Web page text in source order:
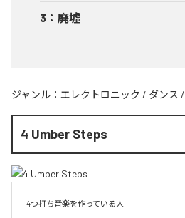
3 ： 廃墟
ジャンル： エレクトロニック / ダンス /
4 Umber Steps
4つ打ち音楽を作っている人